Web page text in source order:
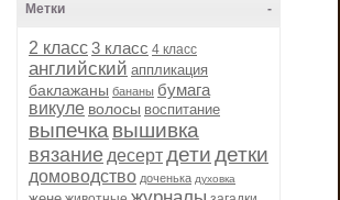
-
Метки
2 класс3 класс 4 класс
английский аппликация
баклажаны бананы бумага
викуле волосы воспитание
выпечка вышивка
вязание десертдетидетки
домоводство доченька духовка